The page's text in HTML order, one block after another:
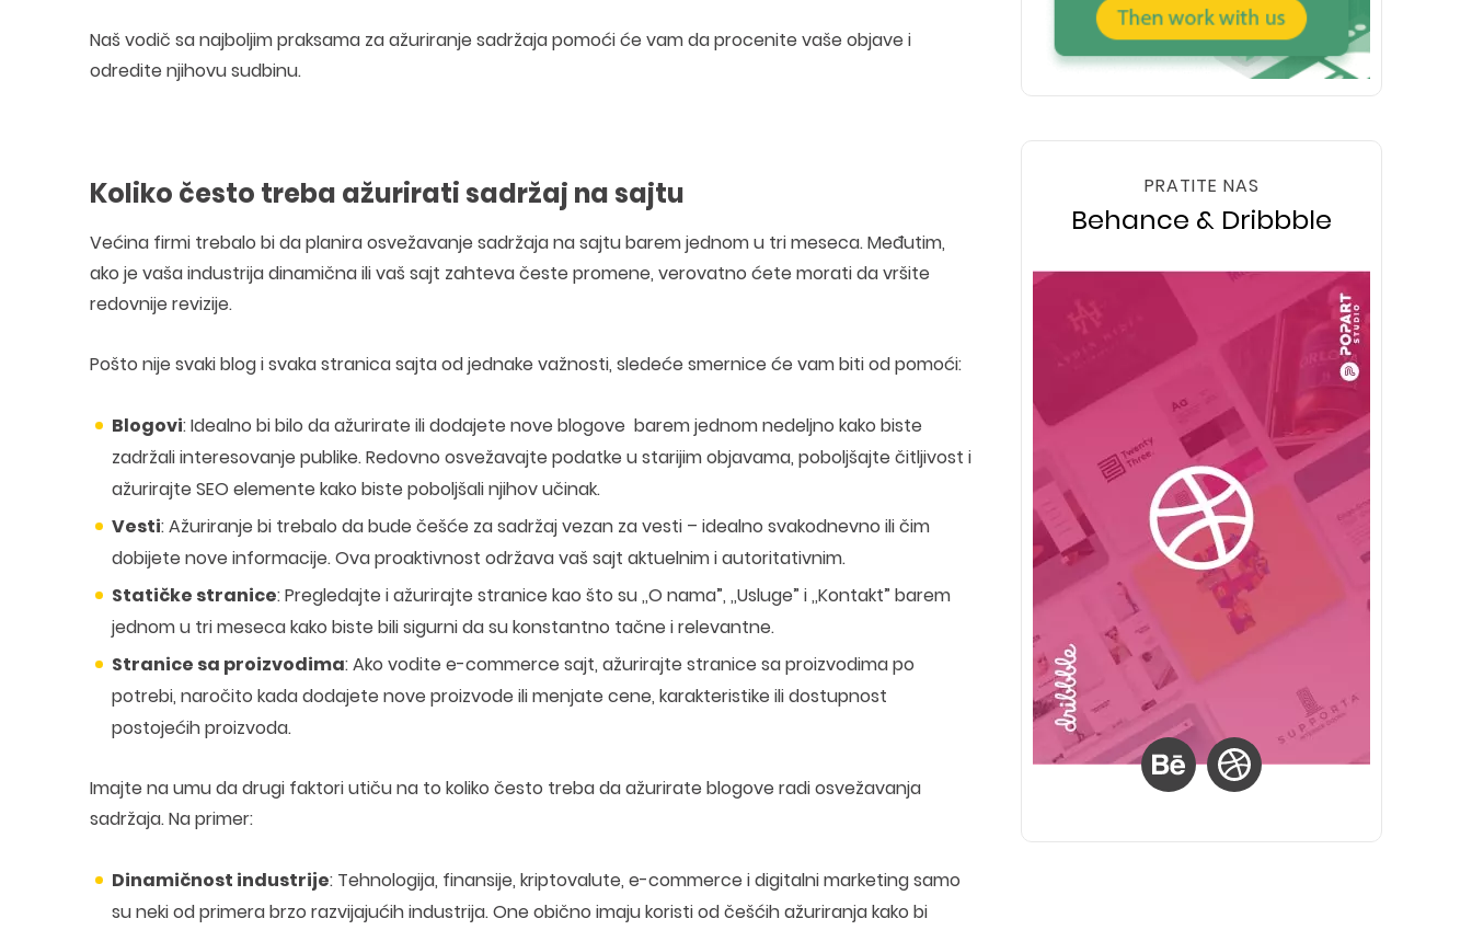
Naš vodič sa najboljim praksama za ažuriranje sadržaja pomoći će vam da procenite vaše objave i
odredite njihovu sudbinu.
Koliko često treba ažurirati sadržaj na sajtu
Većina firmi trebalo bi da planira osvežavanje sadržaja na sajtu barem jednom u tri meseca. Međutim,
ako je vaša industrija dinamična ili vaš sajt zahteva česte promene, verovatno ćete morati da vršite
redovnije revizije.
Pošto nije svaki blog i svaka stranica sajta od jednake važnosti, sledeće smernice će vam biti od pomoći:
Blogovi: Idealno bi bilo da ažurirate ili dodajete nove blogove barem jednom nedeljno kako biste
zadržali interesovanje publike. Redovno osvežavajte podatke u starijim objavama, poboljšajte čitljivost i
ažurirajte SEO elemente kako biste poboljšali njihov učinak.
Vesti: Ažuriranje bi trebalo da bude češće za sadržaj vezan za vesti – idealno svakodnevno ili čim
dobijete nove informacije. Ova proaktivnost održava vaš sajt aktuelnim i autoritativnim.
Statičke stranice: Pregledajte i ažurirajte stranice kao što su ‚‚O nama”, ‚‚Usluge” i ‚‚Kontakt” barem
jednom u tri meseca kako biste bili sigurni da su konstantno tačne i relevantne.
Stranice sa proizvodima: Ako vodite e-commerce sajt, ažurirajte stranice sa proizvodima po
potrebi, naročito kada dodajete nove proizvode ili menjate cene, karakteristike ili dostupnost
postojećih proizvoda.
Imajte na umu da drugi faktori utiču na to koliko često treba da ažurirate blogove radi osvežavanja
sadržaja. Na primer:
Dinamičnost industrije: Tehnologija, finansije, kriptovalute, e-commerce i digitalni marketing samo
su neki od primera brzo razvijajućih industrija. One obično imaju koristi od češćih ažuriranja kako bi
PRATITE NAS
Behance & Dribbble